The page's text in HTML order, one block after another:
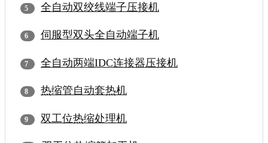
全自动双绞线端子压接机
伺服型双头全自动端子机
全自动两端IDC连接器压接机
热缩管自动套热机
双工位热缩处理机